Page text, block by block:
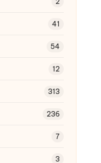
41
54
12
313
236
7
3